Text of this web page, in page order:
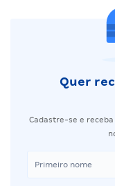
Quer
Cadastre-se e